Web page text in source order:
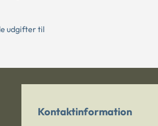
udgifter til
Kontaktinformation